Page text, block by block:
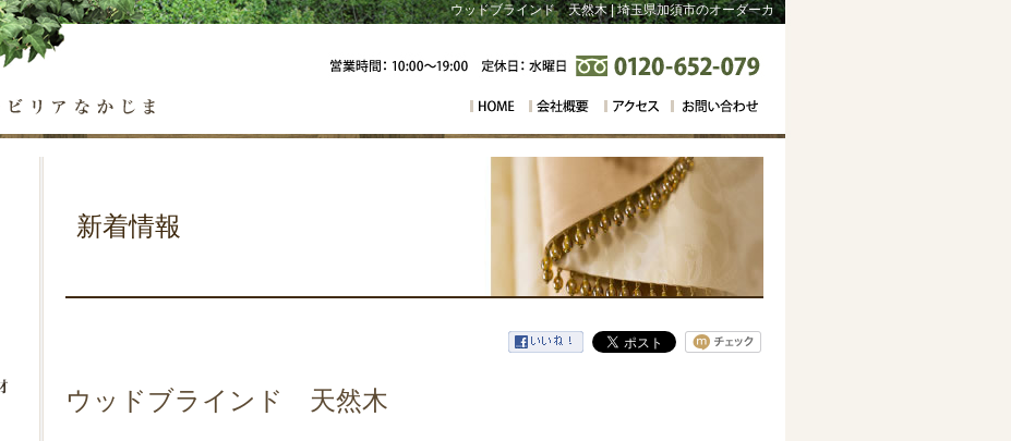
ウッドブラインド 天然木 | 埼玉県加須市のオーダーカ
新着情報
ウッドブラインド 天然木